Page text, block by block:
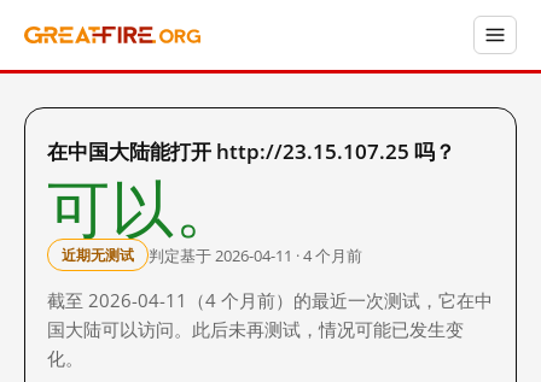
在中国大陆能打开 http://23.15.107.25 吗？
可以。
近期无测试 判定基于 2026-04-11 · 4 个月前
截至 2026-04-11（4 个月前）的最近一次测试，它在中
国大陆可以访问。此后未再测试，情况可能已发生变
化。